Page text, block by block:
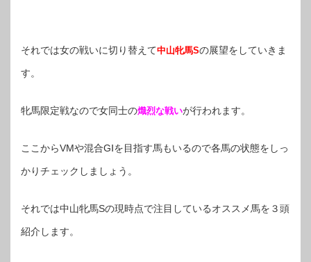
それでは女の戦いに切り替えて中山牝馬Sの展望をしていきま
す。
牝馬限定戦なので女同士の熾烈な戦いが行われます。
ここからVMや混合GⅠを目指す馬もいるので各馬の状態をしっ
かりチェックしましょう。
それでは中山牝馬Sの現時点で注目しているオススメ馬を３頭
紹介します。